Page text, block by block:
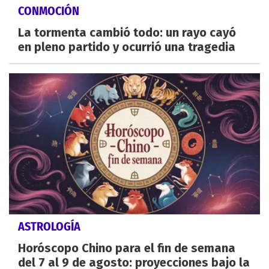
CONMOCIÓN
La tormenta cambió todo: un rayo cayó
en pleno partido y ocurrió una tragedia
ASTROLOGÍA
Horóscopo Chino para el fin de semana
del 7 al 9 de agosto: proyecciones bajo la